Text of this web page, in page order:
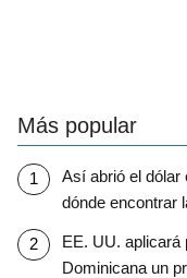
Más popular
Así abrió el dólar
dónde encontrar
EE. UU. aplicará
Dominicana un